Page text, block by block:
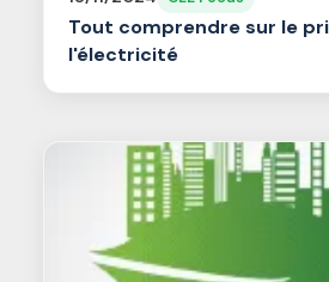
Tout comprendre sur le
l'électricité